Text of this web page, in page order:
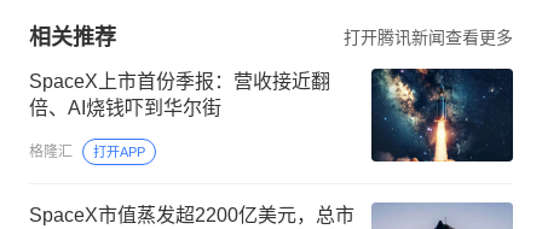
相关推荐 打开腾讯新闻查看更多
SpaceX上市首份季报：营收接近翻
倍、AI烧钱吓到华尔街
格隆汇 打开APP
SpaceX市值蒸发超2200亿美元，总市